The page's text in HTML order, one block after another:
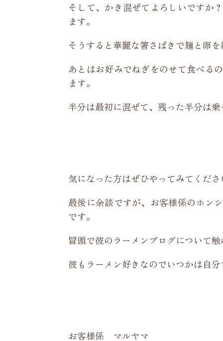
そして、かき混ぜてよろしいですか
ます。
そうすると華麗な箸さばきで麺と卵
あとはお好みでねぎをのせて食べる
ます。
半分は最初に混ぜて、残った半分は
気になった方はぜひやってみてくだ
最後に余談ですが、お客様係のホン
です。
冒頭で彼のラーメンブログについて
彼もラーメン好きなのでいつかは自
お客様係 マルヤマ